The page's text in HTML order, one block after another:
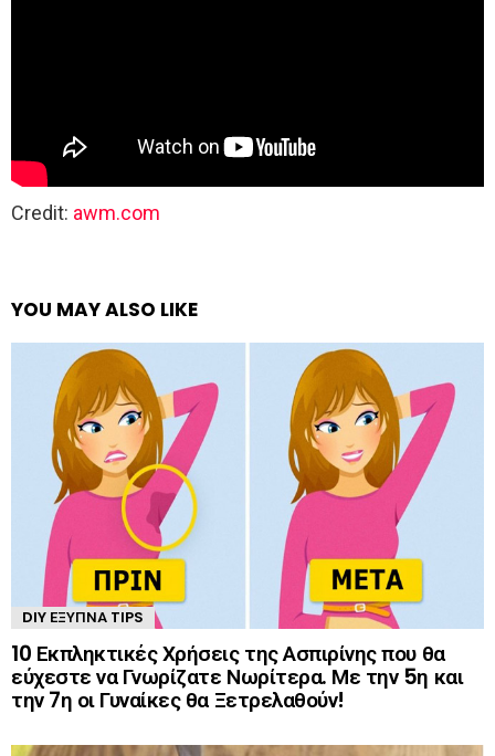
Credit: awm.com
YOU MAY ALSO LIKE
DIY ΈΞΥΠΝΑ TIPS
10 Εκπληκτικές Χρήσεις της Ασπιρίνης που θα
εύχεστε να Γνωρίζατε Νωρίτερα. Με την 5η και
την 7η οι Γυναίκες θα Ξετρελαθούν!